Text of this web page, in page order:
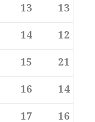
13
13
12
14
21
15
14
16
16
17